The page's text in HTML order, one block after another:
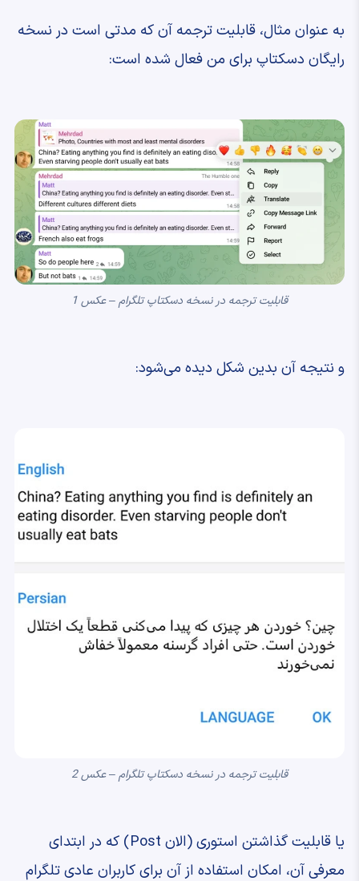
به عنوان مثال، قابلیت ترجمه آن که مدتی است در نسخه
رایگان دسکتاپ برای من فعال شده است:
قابلیت ترجمه در نسخه دسکتاپ تلگرام – عکس 1
و نتیجه آن بدین شکل دیده می‌شود:
قابلیت ترجمه در نسخه دسکتاپ تلگرام – عکس 2
یا قابلیت گذاشتن استوری (الان Post) که در ابتدای
معرفی آن، امکان استفاده از آن برای کاربران عادی تلگرام